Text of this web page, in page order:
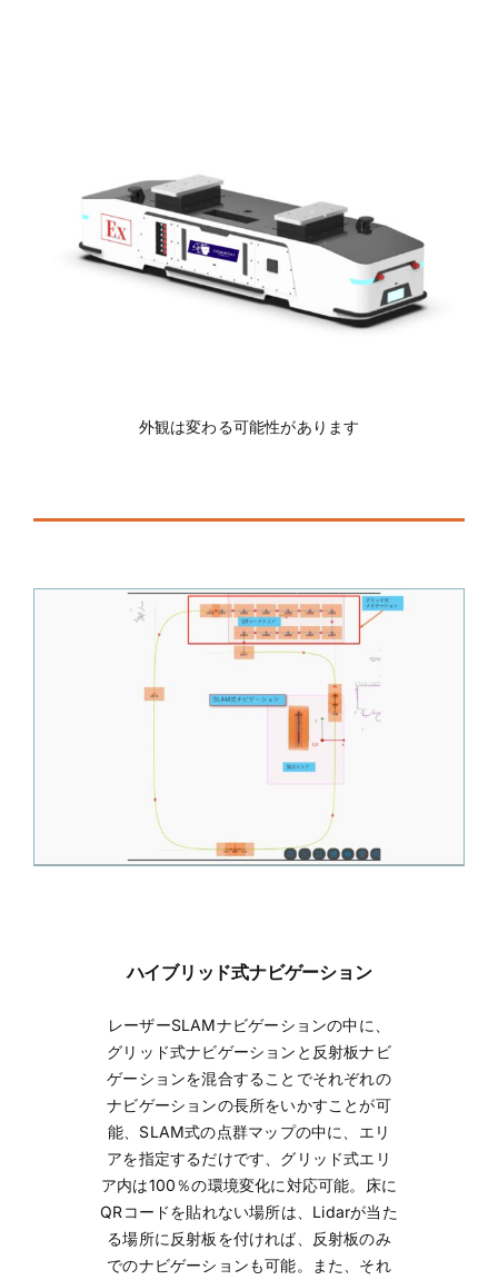
外観は変わる可能性があります
ハイブリッド式ナビゲーション
レーザーSLAMナビゲーションの中に、
グリッド式ナビゲーションと反射板ナビ
ゲーションを混合することでそれぞれの
ナビゲーションの長所をいかすことが可
能、SLAM式の点群マップの中に、エリ
アを指定するだけです、グリッド式エリ
ア内は100％の環境変化に対応可能。床に
QRコードを貼れない場所は、Lidarが当た
る場所に反射板を付ければ、反射板のみ
でのナビゲーションも可能。また、それ